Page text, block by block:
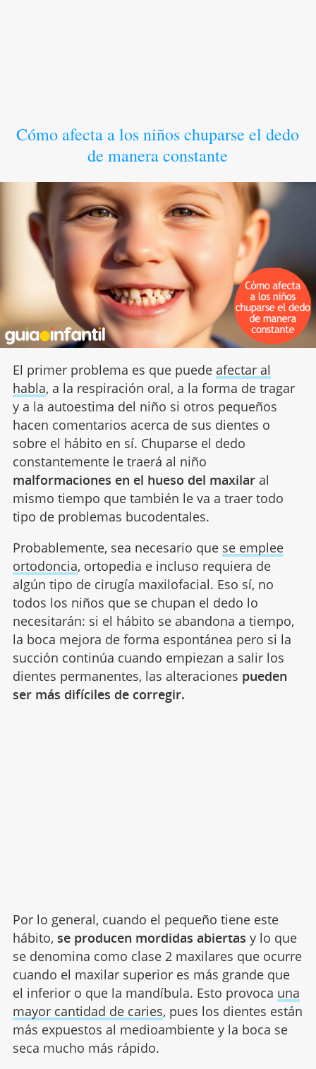
Cómo afecta a los niños chuparse el dedo
de manera constante
El primer problema es que puede afectar al
habla, a la respiración oral, a la forma de tragar
y a la autoestima del niño si otros pequeños
hacen comentarios acerca de sus dientes o
sobre el hábito en sí. Chuparse el dedo
constantemente le traerá al niño
malformaciones en el hueso del maxilaral
mismo tiempo que también le va a traer todo
tipo de problemas bucodentales.
Probablemente, sea necesario que se emplee
ortodoncia, ortopedia e incluso requiera de
algún tipo de cirugía maxilofacial. Eso sí, no
todos los niños que se chupan el dedo lo
necesitarán: si el hábito se abandona a tiempo,
la boca mejora de forma espontánea pero si la
succión continúa cuando empiezan a salir los
dientes permanentes, las alteraciones pueden
ser más difíciles de corregir.
Por lo general, cuando el pequeño tiene este
hábito, se producen mordidas abiertas y lo que
se denomina como clase 2 maxilares que ocurre
cuando el maxilar superior es más grande que
el inferior o que la mandíbula. Esto provoca una
mayor cantidad de caries, pues los dientes están
más expuestos al medioambiente y la boca se
seca mucho más rápido.